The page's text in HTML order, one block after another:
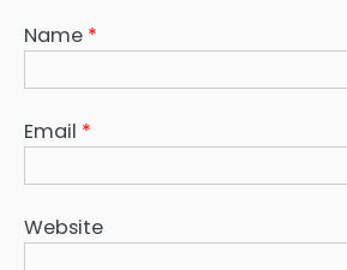
Name *
Email *
Website